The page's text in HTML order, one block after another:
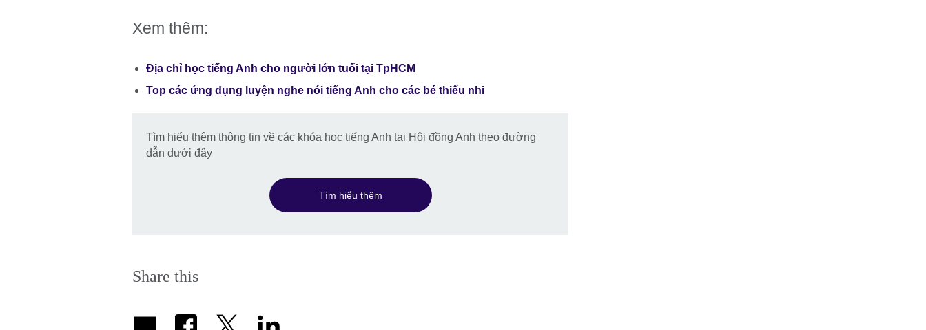
Xem thêm:
Địa chỉ học tiếng Anh cho người lớn tuổi tại TpHCM
Top các ứng dụng luyện nghe nói tiếng Anh cho các bé thiếu nhi
Tìm hiểu thêm thông tin về các khóa học tiếng Anh tại Hội đồng Anh theo đường
dẫn dưới đây
Tìm hiểu thêm
Share this